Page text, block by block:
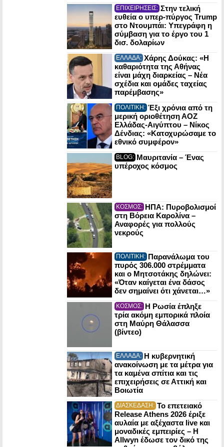
ΕΠΙΧΕΙΡΗΣΕΙΣ: Στην τελική
ευθεία ο υπερ-πύργος Trump
στο Ντουμπάι: Υπεγράφη η
σύμβαση για το έργο του 1
δισ. δολαρίων
ΕΛΛΑΔΑ: Χάρης Δούκας: «Η
καθαριότητα της Αθήνας
είναι μάχη διαρκείας – Νέα
σχέδια και ομάδες ταχείας
παρέμβασης»
ΠΟΛΙΤΙΚΗ: Έξι χρόνια από τη
μερική οριοθέτηση ΑΟΖ
Ελλάδας-Αιγύπτου – Νίκος
Δένδιας: «Κατοχυρώσαμε το
εθνικό συμφέρον»
BLOG: Μαυριτανία – Ένας
υπέροχος κόσμος
ΚΟΣΜΟΣ: ΗΠΑ: Πυροβολισμοί
στη Βόρεια Καρολίνα –
Αναφορές για πολλούς
νεκρούς
ΠΟΛΙΤΙΚΗ: Παρανάλωμα του
πυρός 306.000 στρέμματα
και ο Μητσοτάκης δηλώνει:
«Όταν καίγεται ένα δάσος
δεν σημαίνει ότι χάνεται…»
ΚΟΣΜΟΣ: Η Ρωσία έπληξε
τρία ακόμη εμπορικά πλοία
στη Μαύρη Θάλασσα
(βίντεο)
ΕΛΛΑΔΑ: Η κυβερνητική
ανακοίνωση με τα μέτρα για
τα καμένα σπίτια και τις
επιχειρήσεις σε Αττική και
Βοιωτία
ΔΙΑΣΚΕΔΑΣΗ: Το επετειακό
Release Athens 2026 έριξε
αυλαία με αξέχαστα live και
μοναδικές εμπειρίες – Η
Allwyn έδωσε τον δικό της